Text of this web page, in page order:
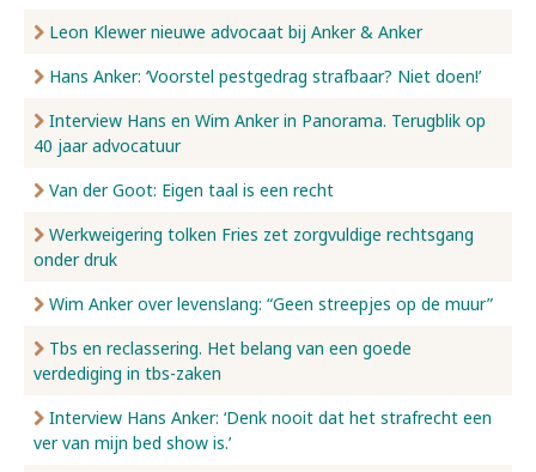
Leon Klewer nieuwe advocaat bij Anker & Anker
Hans Anker: ‘Voorstel pestgedrag strafbaar? Niet doen!’
Interview Hans en Wim Anker in Panorama. Terugblik op
40 jaar advocatuur
Van der Goot: Eigen taal is een recht
Werkweigering tolken Fries zet zorgvuldige rechtsgang
onder druk
Wim Anker over levenslang: “Geen streepjes op de muur”
Tbs en reclassering. Het belang van een goede
verdediging in tbs-zaken
Interview Hans Anker: ‘Denk nooit dat het strafrecht een
ver van mijn bed show is.’